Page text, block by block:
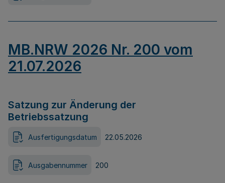
MB.NRW 2026 Nr. 200 vom
21.07.2026
Satzung zur Änderung der
Betriebssatzung
Ausfertigungsdatum 22.05.2026
Ausgabennummer 200